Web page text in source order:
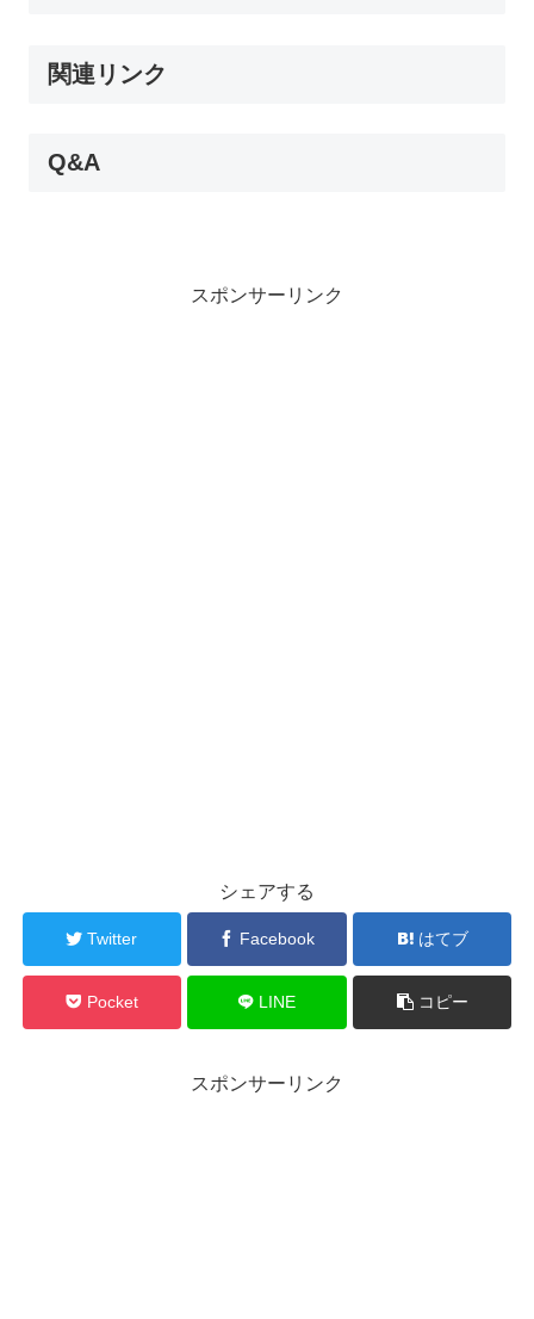
関連リンク
Q&A
スポンサーリンク
シェアする
Twitter Facebook はてブ
Pocket LINE コピー
スポンサーリンク